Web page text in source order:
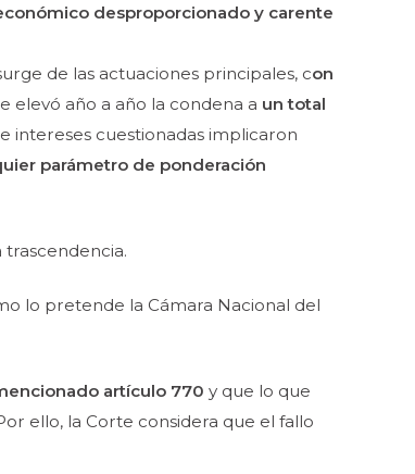
desproporcionado y carente
de las actuaciones principales, con
elevó año a año la condena a untotal
intereses cuestionadas implicaron
parámetro de ponderación
lo pretende la Cámara Nacional del
artículo 770 y que lo que
ello, la Corte considera que el fallo